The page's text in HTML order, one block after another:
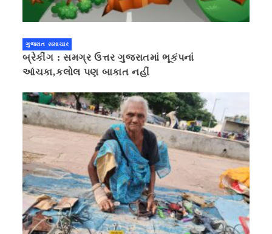
ગુજરાત સમાચાર
બ્રેકીંગ : સમગ્ર ઉત્તર ગુજરાતમાં ભૂકંપનાં
આંચકા,કલોલ પણ બાકાત નહીં